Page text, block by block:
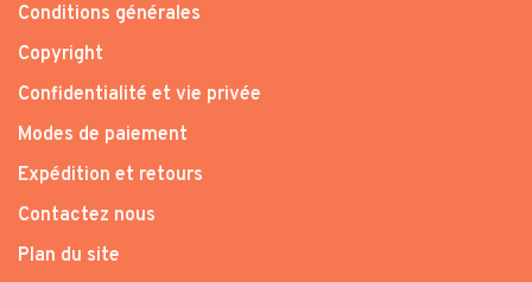
Conditions générales
Copyright
Confidentialité et vie privée
Modes de paiement
Expédition et retours
Contactez nous
Plan du site